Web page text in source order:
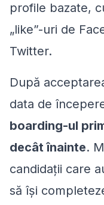
profile bazate,
„like”-uri de
Twitter.
După
data de
boarding-ul
decât înainte.
candidații care
să își